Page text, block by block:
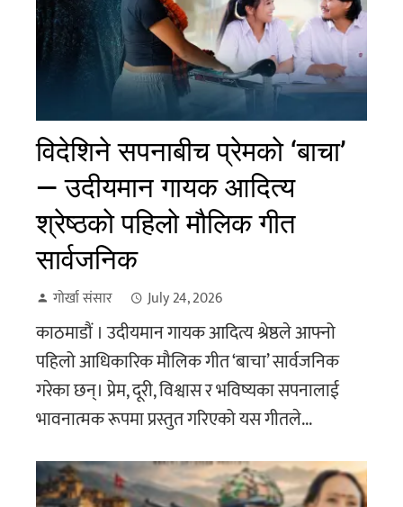
विदेशिने सपनाबीच प्रेमको ‘बाचा’
— उदीयमान गायक आदित्य
श्रेष्ठको पहिलो मौलिक गीत
सार्वजनिक
गोर्खा संसार July 24, 2026
काठमाडौं । उदीयमान गायक आदित्य श्रेष्ठले आफ्नो
पहिलो आधिकारिक मौलिक गीत ‘बाचा’ सार्वजनिक
गरेका छन्। प्रेम, दूरी, विश्वास र भविष्यका सपनालाई
भावनात्मक रूपमा प्रस्तुत गरिएको यस गीतले...